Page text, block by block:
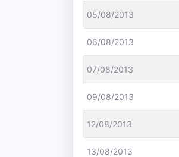
05/08/2013
06/08/2013
07/08/2013
09/08/2013
12/08/2013
13/08/2013